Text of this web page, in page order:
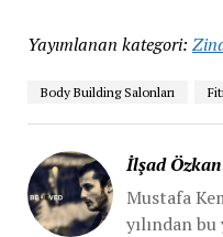
Yayımlanan kategori:
Body Building Salonları
İlşad Özkan
Mustafa
yılından